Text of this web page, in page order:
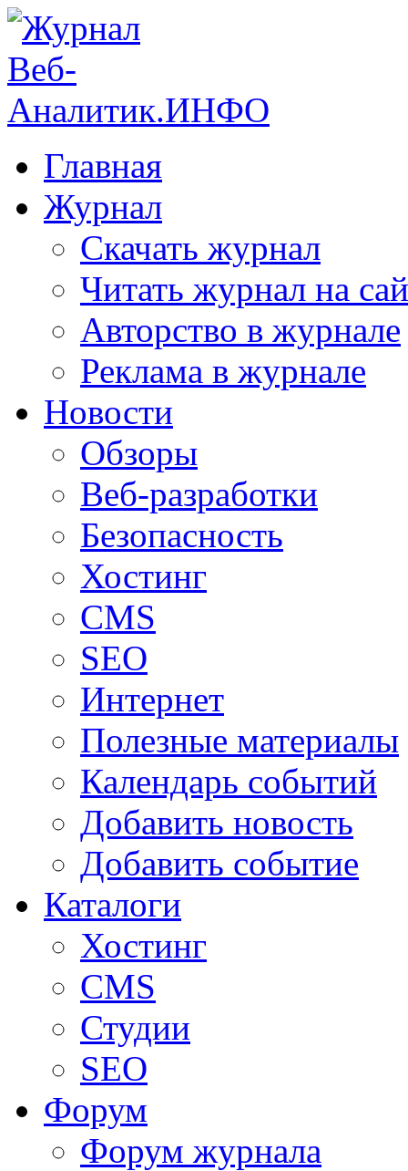
Главная
Журнал
Скачать журнал
Читать журнал на
Авторство в журнале
Реклама в журнале
Новости
Обзоры
Веб-разработки
Безопасность
Хостинг
CMS
SEO
Интернет
Полезные материалы
Календарь событий
Добавить новость
Добавить событие
Каталоги
Хостинг
CMS
Студии
SEO
Форум
Форум журнала